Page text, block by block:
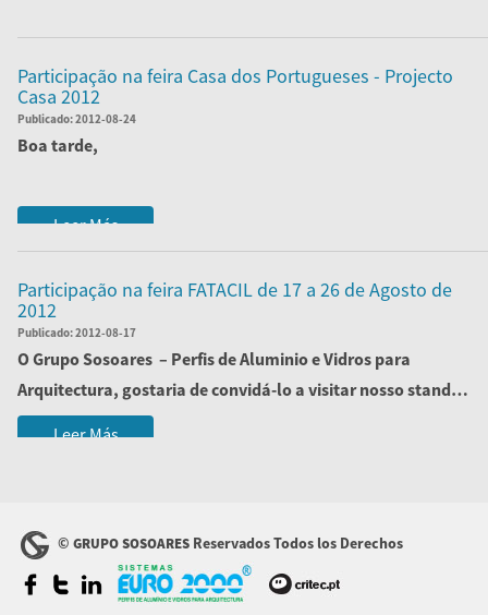
Participação na feira Casa dos Portugueses - Projecto
Casa 2012
Publicado:2012-08-24
Boa tarde,
É com todo o prazer que o/os convidamos a visitar o
Leer Más
Participação na feira FATACIL de 17 a 26 de Agosto de
2012
Publicado:2012-08-17
OGrupo Sosoares – Perfis de Aluminio e Vidros para
Arquitectura, gostaria de convidá-lo a visitar nosso stand
na Feira ...
Leer Más
© GRUPO SOSOARES Reservados Todos los Derechos